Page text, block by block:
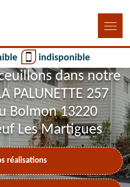
indisponible
dans notre
PALUNETTE 257
Bolmon 13220
Les Martigues
réalisations